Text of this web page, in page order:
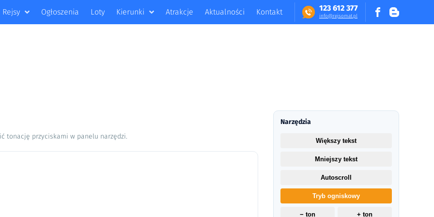
123 612 377
in​fo​@​​rej​somat​.​pl
Rejsy Ogłoszenia Loty Kierunki Atrakcje Aktualności Kontakt
tonację przyciskami w panelu narzędzi.
Narzędzia
Większy tekst
Mniejszy tekst
Autoscroll
Tryb ogniskowy
− ton + ton